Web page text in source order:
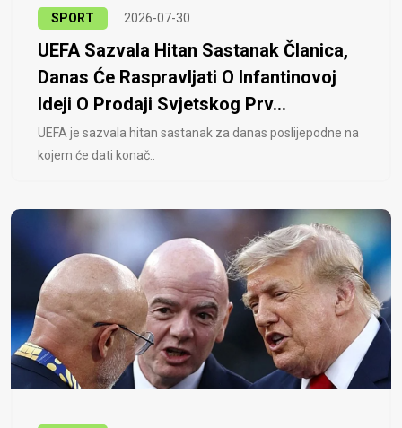
SPORT 2026-07-30
UEFA Sazvala Hitan Sastanak Članica,
Danas Će Raspravljati O Infantinovoj
Ideji O Prodaji Svjetskog Prv...
UEFA je sazvala hitan sastanak za danas poslijepodne na
kojem će dati konač..